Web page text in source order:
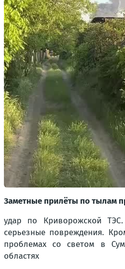
Заметные прилёты по тылам
удар по Криворожской
серьезные повреждения.
проблемах со светом в
областях